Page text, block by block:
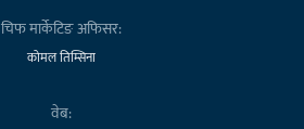
चिफ मार्केटिङ अफिसर:
कोमल तिम्सिना
वेब: